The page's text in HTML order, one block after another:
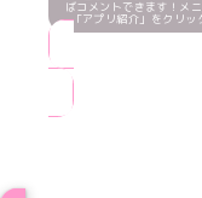
ばコメントできます！メ
「アプリ紹介」をクリッ